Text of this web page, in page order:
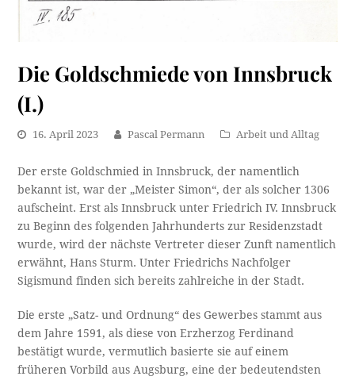
Die Goldschmiede von Innsbruck
(I.)
16. April 2023 Pascal Permann Arbeit und Alltag
Der erste Goldschmied in Innsbruck, der namentlich
bekannt ist, war der „Meister Simon“, der als solcher 1306
aufscheint. Erst als Innsbruck unter Friedrich IV. Innsbruck
zu Beginn des folgenden Jahrhunderts zur Residenzstadt
wurde, wird der nächste Vertreter dieser Zunft namentlich
erwähnt, Hans Sturm. Unter Friedrichs Nachfolger
Sigismund finden sich bereits zahlreiche in der Stadt.
Die erste „Satz- und Ordnung“ des Gewerbes stammt aus
dem Jahre 1591, als diese von Erzherzog Ferdinand
bestätigt wurde, vermutlich basierte sie auf einem
früheren Vorbild aus Augsburg, eine der bedeutendsten